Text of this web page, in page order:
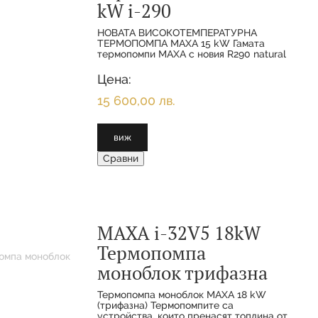
kW i-290
НОВАТА ВИСОКОТЕМПЕРАТУРНА
ТЕРМОПОМПА MAXA 15 kW Гамата
термопомпи MAXA с новия R290 natural
пълният на пазара. Гамата включва 11
различни размера от 6
Цена:
15 600,00 лв.
виж
Сравни
MAXA i-32V5 18kW
Термопомпа
моноблок трифазна
Термопомпа моноблок MAXA 18 kW
(трифазна) Термопомпитe са